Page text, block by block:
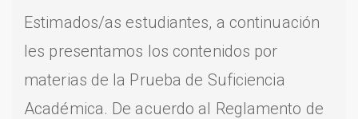
Estimados/as estudiantes, a continuación
les presentamos los contenidos por
materias de la Prueba de Suficiencia
Académica. De acuerdo al Reglamento de